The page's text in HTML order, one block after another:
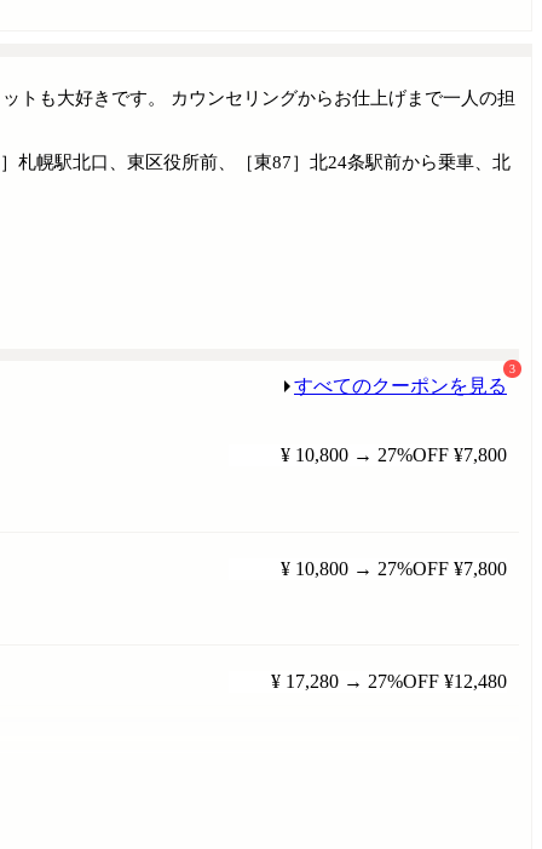
トも大好きです。 カウンセリングからお仕上げまで一人の担
札幌駅北口、東区役所前、［東87］北24条駅前から乗車、北
すべてのクーポンを見る
3
¥ 10,800 → 27%OFF ¥7,800
¥ 10,800 → 27%OFF ¥7,800
¥ 17,280 → 27%OFF ¥12,480